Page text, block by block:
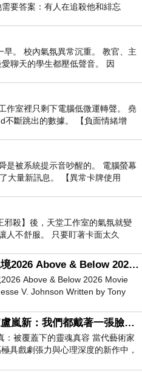
要答案：有人在追殺他和緋忘
。 校內氣氛異常沉重。 教官、主
聊天的學生都壓低聲音。 因
作室裡只剩下電腦低微運轉聲。 堯
不斷跳出的數據。 【負面情緒增
是被系統提示音吵醒的。 電腦螢幕
大量新訊息。 【異常卡牌使用
殺】後，天堂工作室的氣氛就變
人不舒服。 只要盯著卡面太久
電影鯊籠絕境2026 Above & Below 2026 Movie
Above & Below 2026 Movie
V. Johnson Written by Tony
Laura Maran
當代藝術家盧嵐新：我們都戴著一張臉，可真正的自己，總藏在那些被塗抹、被覆蓋的痕跡裡
：被覆蓋下的靈魂真容 當代藝術家
具戲劇張力與心理深度的新作中，
紙材肌理、墨痕與大膽的